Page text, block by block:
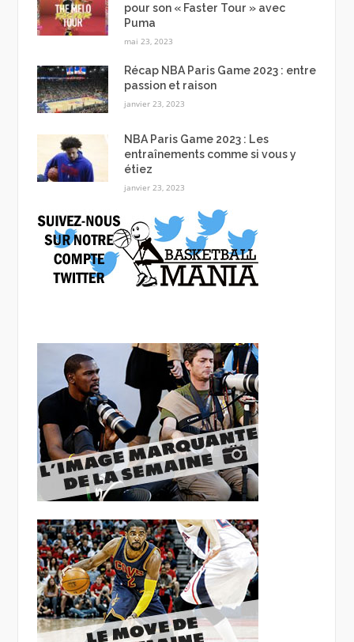
pour son « Faster Tour » avec
Puma
mai 23, 2023
Récap NBA Paris Game 2023 : entre
passion et raison
janvier 23, 2023
NBA Paris Game 2023 : Les
entraînements comme si vous y
étiez
janvier 23, 2023